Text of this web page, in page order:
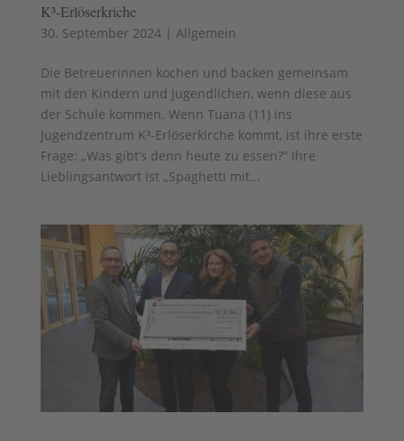
K³-Erlöserkriche
30. September 2024| Allgemein
Die Betreuerinnen kochen und backen gemeinsam
mit den Kindern und Jugendlichen, wenn diese aus
der Schule kommen. Wenn Tuana (11) ins
Jugendzentrum K³-Erlöserkirche kommt, ist ihre erste
Frage: „Was gibt’s denn heute zu essen?“ Ihre
Lieblingsantwort ist „Spaghetti mit...